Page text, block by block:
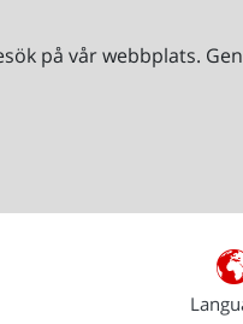
på vår webbplats.